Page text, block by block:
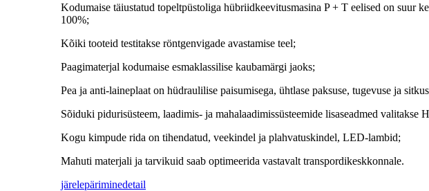
Kodumaise täiustatud topeltpüstoliga hübriidkeevitusmasina P + T eelised on suur
100%;
Kõiki tooteid testitakse röntgenvigade avastamise teel;
Paagimaterjal kodumaise esmaklassilise kaubamärgi jaoks;
Pea ja anti-laineplaat on hüdraulilise paisumisega, ühtlase paksuse, tugevuse ja
Sõiduki pidurisüsteem, laadimis- ja mahalaadimissüsteemide lisaseadmed valitakse
Kogu kimpude rida on tihendatud, veekindel ja plahvatuskindel, LED-lambid;
Mahuti materjali ja tarvikuid saab optimeerida vastavalt transpordikeskkonnale.
järelepäriminedetail